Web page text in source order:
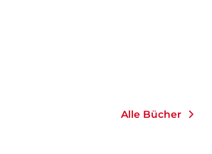
Alle Bücher